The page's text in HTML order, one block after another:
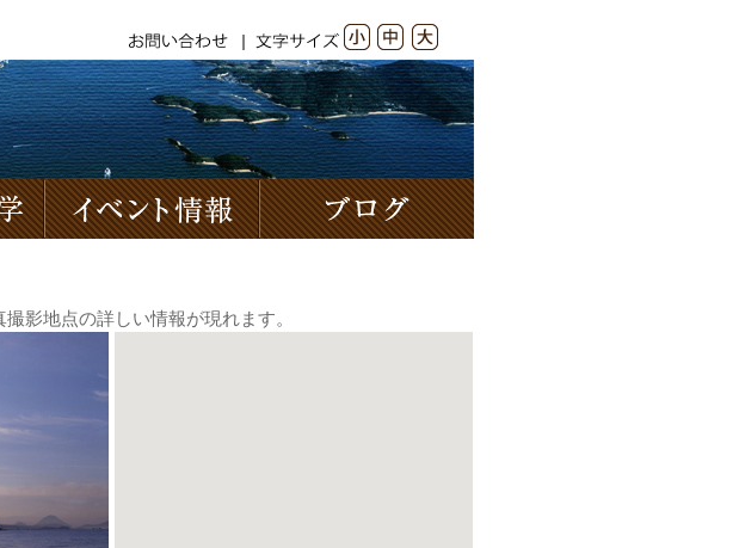
お問い合わせ文字サイズ
小 中
瀬戸大橋見学 イベント情報
影地点の詳しい情報が現れます。